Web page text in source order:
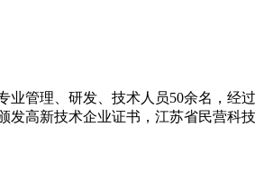
业管理、研发、技术人员50余名，经
发高新技术企业证书，江苏省民营科